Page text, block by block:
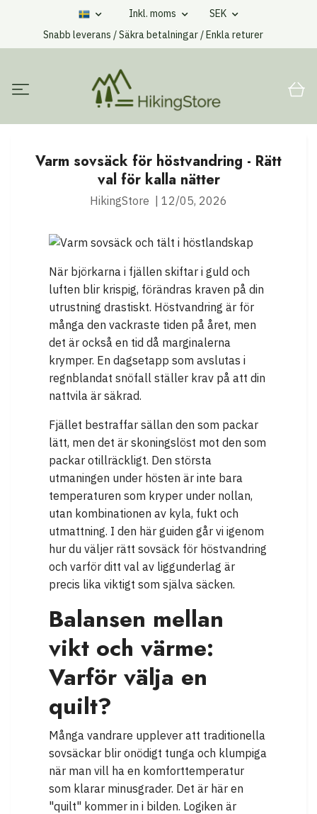
Inkl. moms
SEK
Snabb leverans / Säkra betalningar / Enkla returer
Varm sovsäck för höstvandring - Rätt
val för kalla nätter
HikingStore 12/05, 2026
När björkarna i fjällen skiftar i guld och
luften blir krispig, förändras kraven på din
utrustning drastiskt. Höstvandring är för
många den vackraste tiden på året, men
det är också en tid då marginalerna
krymper. En dagsetapp som avslutas i
regnblandat snöfall ställer krav på att din
nattvila är säkrad.
Fjället bestraffar sällan den som packar
lätt, men det är skoningslöst mot den som
packar otillräckligt. Den största
utmaningen under hösten är inte bara
temperaturen som kryper under nollan,
utan kombinationen av kyla, fukt och
utmattning. I den här guiden går vi igenom
hur du väljer rätt sovsäck för höstvandring
och varför ditt val av liggunderlag är
precis lika viktigt som själva säcken.
Balansen mellan
vikt och värme:
Varför välja en
quilt?
Många vandrare upplever att traditionella
sovsäckar blir onödigt tunga och klumpiga
när man vill ha en komforttemperatur
som klarar minusgrader. Det är här en
"quilt" kommer in i bilden. Logiken är